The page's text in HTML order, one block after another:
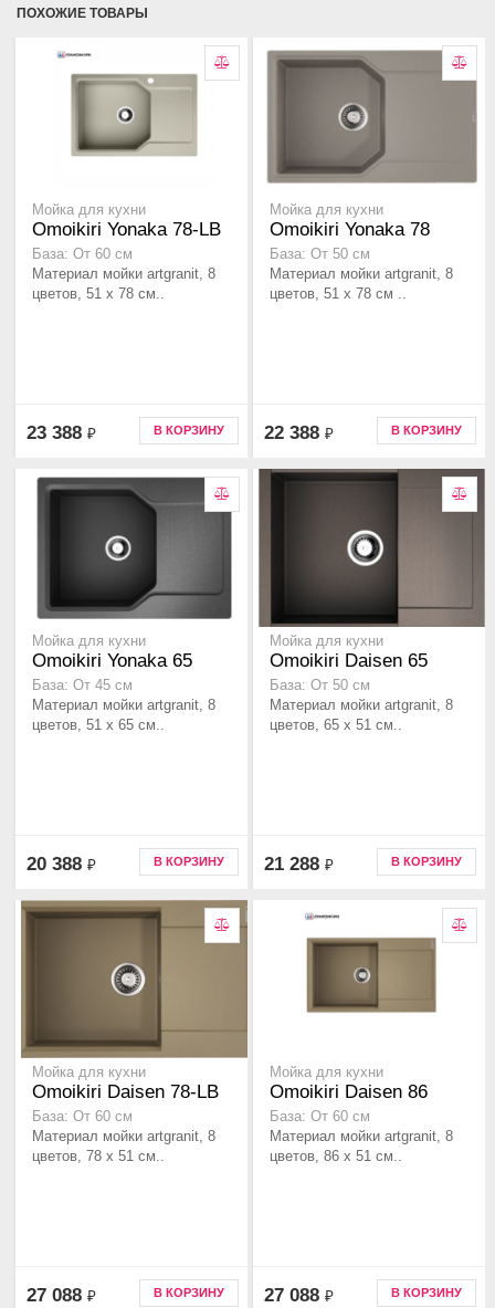
ПОХОЖИЕ ТОВАРЫ
Мойка для кухни
Omoikiri Yonaka 78-LB
База: От 60 см
Материал мойки artgranit, 8
цветов, 51 x 78 см..
23 388 ₽ В КОРЗИНУ
Мойка для кухни
Omoikiri Yonaka 78
База: От 50 см
Материал мойки artgranit, 8
цветов, 51 x 78 см ..
22 388 ₽ В КОРЗИНУ
Мойка для кухни
Omoikiri Yonaka 65
База: От 45 см
Материал мойки artgranit, 8
цветов, 51 x 65 см..
20 388 ₽ В КОРЗИНУ
Мойка для кухни
Omoikiri Daisen 65
База: От 50 см
Материал мойки artgranit, 8
цветов, 65 x 51 см..
21 288 ₽ В КОРЗИНУ
Мойка для кухни
Omoikiri Daisen 78-LB
База: От 60 см
Материал мойки artgranit, 8
цветов, 78 x 51 см..
27 088 ₽ В КОРЗИНУ
Мойка для кухни
Omoikiri Daisen 86
База: От 60 см
Материал мойки artgranit, 8
цветов, 86 x 51 см..
27 088 ₽ В КОРЗИНУ